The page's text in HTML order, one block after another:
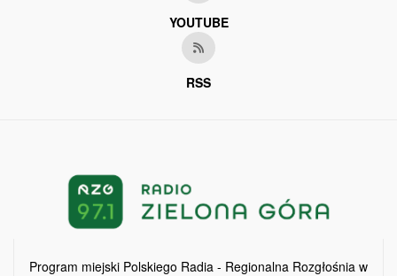
YOUTUBE
RSS
Program miejski Polskiego Radia - Regionalna Rozgłośnia w